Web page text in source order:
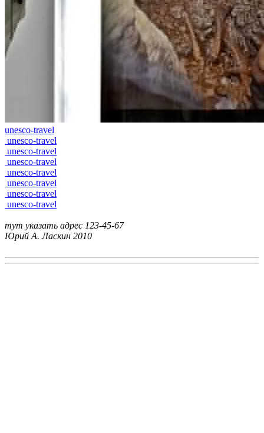
unesco-travel
unesco-travel
unesco-travel
unesco-travel
unesco-travel
unesco-travel
unesco-travel
unesco-travel
тут указать адрес 123-45-67
Юрий А. Ласкин 2010